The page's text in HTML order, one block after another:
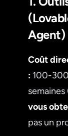
Agent)
Coût
: 100-
vous
pas un